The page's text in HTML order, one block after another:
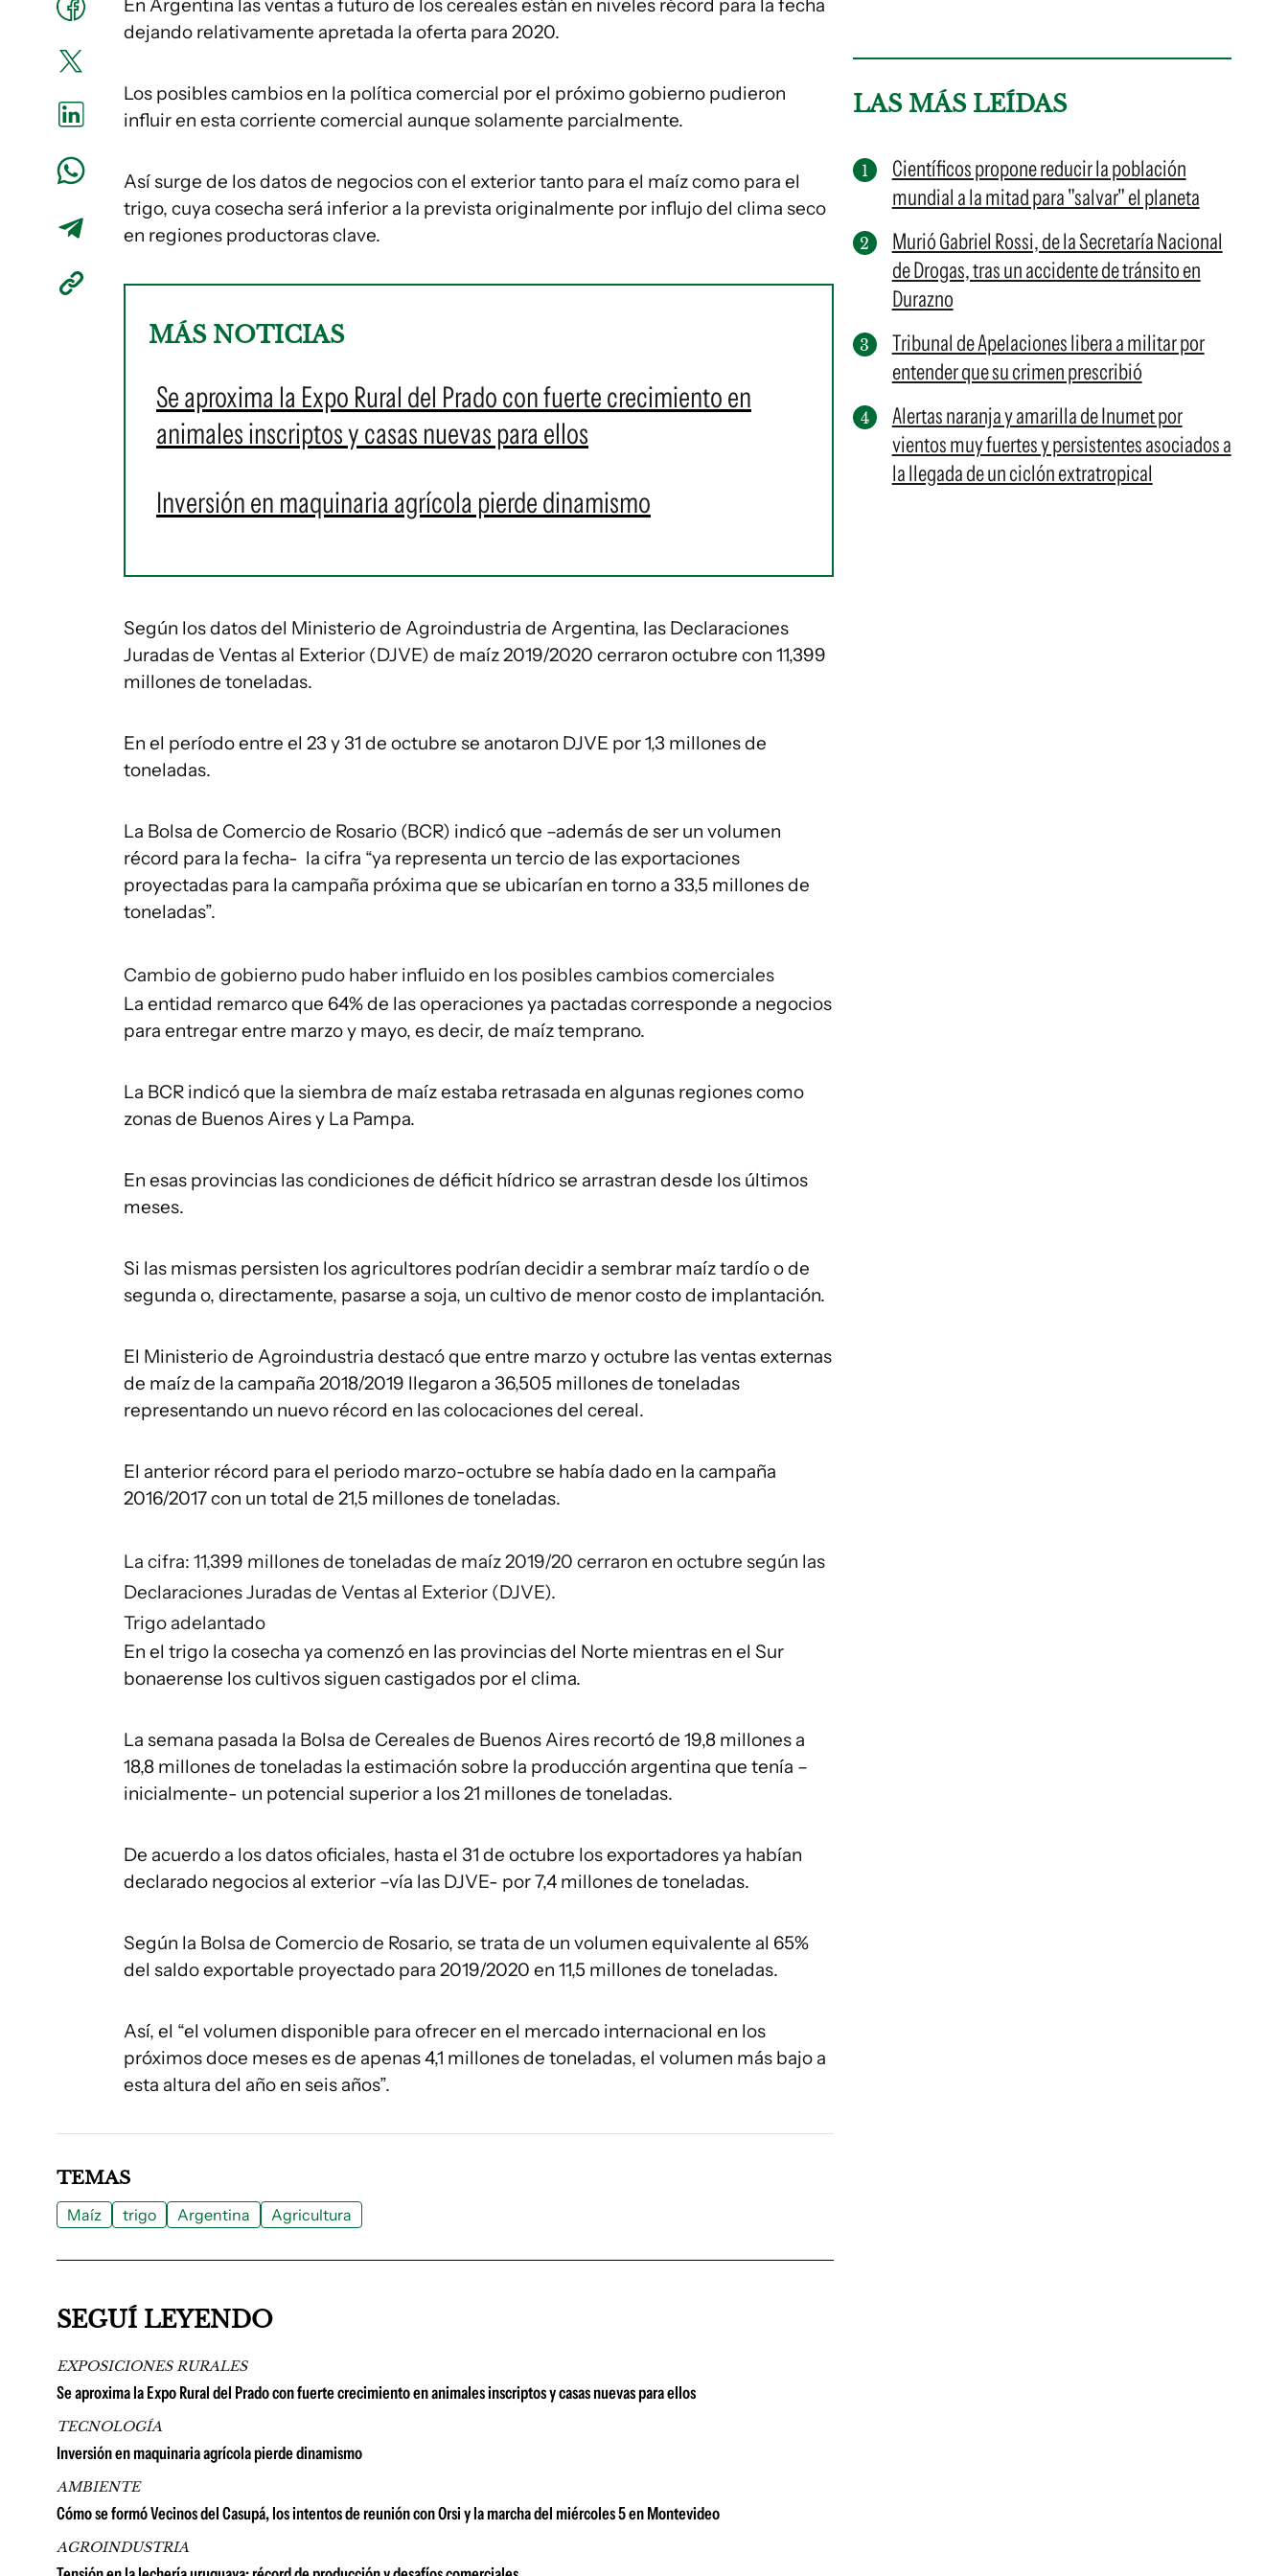
En Argentina las ventas a futuro de los cereales están en niveles récord para la fecha
dejando relativamente apretada la oferta para 2020.
Los posibles cambios en la política comercial por el próximo gobierno pudieron
influir en esta corriente comercial aunque solamente parcialmente.
Así surge de los datos de negocios con el exterior tanto para el maíz como para el
trigo, cuya cosecha será inferior a la prevista originalmente por influjo del clima seco
en regiones productoras clave.
MÁS NOTICIAS
Se aproxima la Expo Rural del Prado con fuerte crecimiento en
animales inscriptos y casas nuevas para ellos
Inversión en maquinaria agrícola pierde dinamismo
Según los datos del Ministerio de Agroindustria de Argentina, las Declaraciones
Juradas de Ventas al Exterior (DJVE) de maíz 2019/2020 cerraron octubre con 11,399
millones de toneladas.
En el período entre el 23 y 31 de octubre se anotaron DJVE por 1,3 millones de
toneladas.
La Bolsa de Comercio de Rosario (BCR) indicó que –además de ser un volumen
récord para la fecha- la cifra “ya representa un tercio de las exportaciones
proyectadas para la campaña próxima que se ubicarían en torno a 33,5 millones de
toneladas”.
Cambio de gobierno pudo haber influido en los posibles cambios comerciales
La entidad remarco que 64% de las operaciones ya pactadas corresponde a negocios
para entregar entre marzo y mayo, es decir, de maíz temprano.
La BCR indicó que la siembra de maíz estaba retrasada en algunas regiones como
zonas de Buenos Aires y La Pampa.
En esas provincias las condiciones de déficit hídrico se arrastran desde los últimos
meses.
Si las mismas persisten los agricultores podrían decidir a sembrar maíz tardío o de
segunda o, directamente, pasarse a soja, un cultivo de menor costo de implantación.
El Ministerio de Agroindustria destacó que entre marzo y octubre las ventas externas
de maíz de la campaña 2018/2019 llegaron a 36,505 millones de toneladas
representando un nuevo récord en las colocaciones del cereal.
El anterior récord para el periodo marzo-octubre se había dado en la campaña
2016/2017 con un total de 21,5 millones de toneladas.
La cifra: 11,399 millones de toneladas de maíz 2019/20 cerraron en octubre según las
Declaraciones Juradas de Ventas al Exterior (DJVE).
Trigo adelantado
En el trigo la cosecha ya comenzó en las provincias del Norte mientras en el Sur
bonaerense los cultivos siguen castigados por el clima.
La semana pasada la Bolsa de Cereales de Buenos Aires recortó de 19,8 millones a
18,8 millones de toneladas la estimación sobre la producción argentina que tenía –
inicialmente- un potencial superior a los 21 millones de toneladas.
De acuerdo a los datos oficiales, hasta el 31 de octubre los exportadores ya habían
declarado negocios al exterior –vía las DJVE- por 7,4 millones de toneladas.
Según la Bolsa de Comercio de Rosario, se trata de un volumen equivalente al 65%
del saldo exportable proyectado para 2019/2020 en 11,5 millones de toneladas.
Así, el “el volumen disponible para ofrecer en el mercado internacional en los
próximos doce meses es de apenas 4,1 millones de toneladas, el volumen más bajo a
esta altura del año en seis años”.
LAS MÁS LEÍDAS
Científicos propone reducir la población
mundial a la mitad para "salvar" el planeta
Murió Gabriel Rossi, de la Secretaría Nacional
de Drogas, tras un accidente de tránsito en
Durazno
Tribunal de Apelaciones libera a militar por
entender que su crimen prescribió
Alertas naranja y amarilla de Inumet por
vientos muy fuertes y persistentes asociados a
la llegada de un ciclón extratropical
TEMAS
Maíz trigo Argentina Agricultura
SEGUÍ LEYENDO
EXPOSICIONES RURALES
Se aproxima la Expo Rural del Prado con fuerte crecimiento en animales inscriptos y casas nuevas para ellos
TECNOLOGÍA
Inversión en maquinaria agrícola pierde dinamismo
AMBIENTE
Cómo se formó Vecinos del Casupá, los intentos de reunión con Orsi y la marcha del miércoles 5 en Montevideo
AGROINDUSTRIA